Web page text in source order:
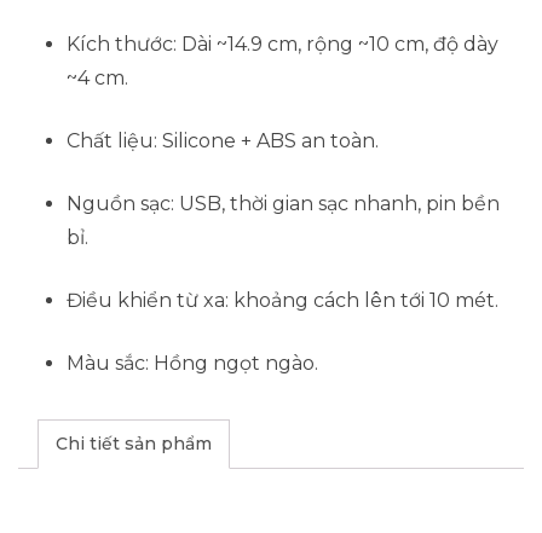
Kích thước: Dài ~14.9 cm, rộng ~10 cm, độ dày
~4 cm.
Chất liệu: Silicone + ABS an toàn.
Nguồn sạc: USB, thời gian sạc nhanh, pin bền
bỉ.
Điều khiển từ xa: khoảng cách lên tới 10 mét.
Màu sắc: Hồng ngọt ngào.
Chi tiết sản phẩm